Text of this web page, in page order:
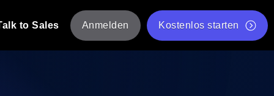
to Sales Anmelden Kostenlos starten